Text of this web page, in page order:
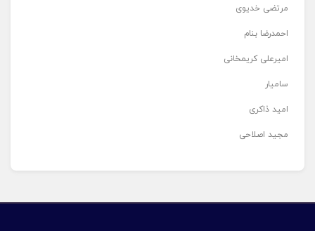
مرتضی خدیوی
احمدرضا بنام
امیرعلی کریمخانی
سامیار
امید ذاکری
مجید اصلاحی